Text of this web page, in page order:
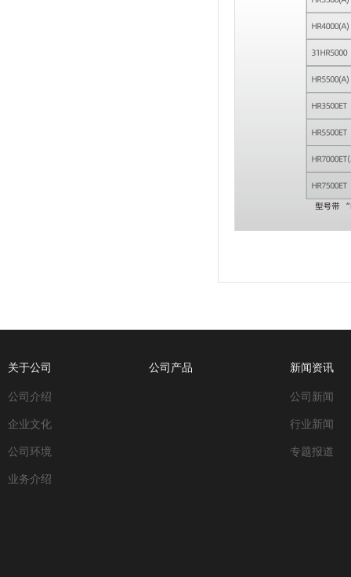
关于公司
公司介绍
企业文化
公司环境
业务介绍
公司产品 新闻资讯
公司新闻
行业新闻
专题报道